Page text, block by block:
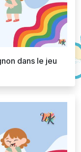
dans le jeu